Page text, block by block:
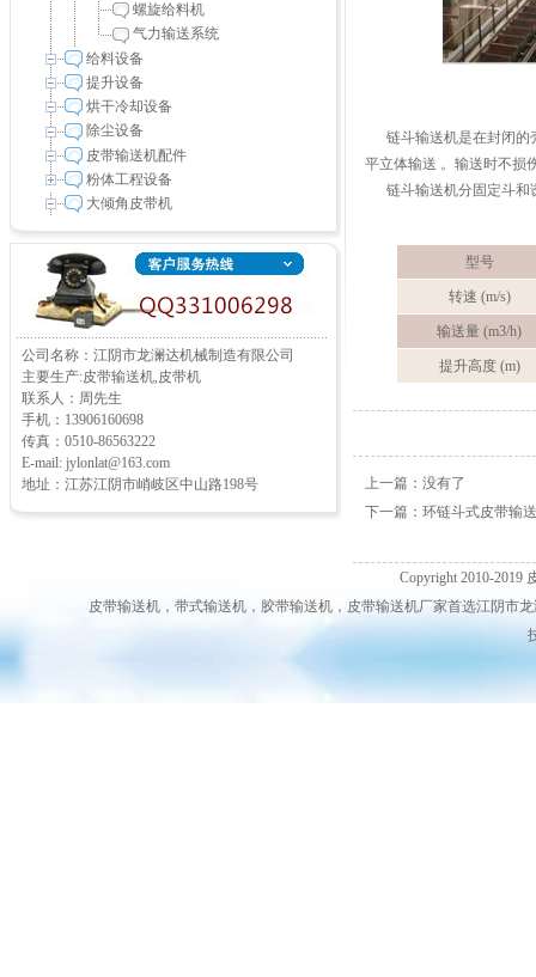
螺旋给料机
气力输送系统
给料设备
提升设备
烘干冷却设备
除尘设备
皮带输送机配件
粉体工程设备
大倾角皮带机
公司名称：江阴市龙澜达机械制造有限公司
主要生产:皮带输送机,皮带机
联系人：周先生
手机：13906160698
传真：0510-86563222
E-mail: jylonlat@163.com
地址：江苏江阴市峭岐区中山路198号
链斗输送机是在封闭的
平立体输送 。输送时不损
链斗输送机分固定斗和
型号
转速 (m/s)
输送量 (m3/h)
提升高度 (m)
上一篇：没有了
下一篇： 环链斗式皮带输
Copyright 2010-2019
皮带输送机，带式输送机，胶带输送机，皮带输送机厂家首选江阴市